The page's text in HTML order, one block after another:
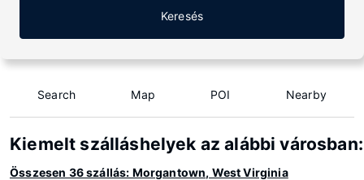
Keresés
Search Map POI Nearby
Kiemelt szálláshelyek az alábbi
Összesen 36 szállás: Morgantown, West Virginia